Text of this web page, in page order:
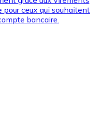
pour ceux qui souhaitent
bancaire.